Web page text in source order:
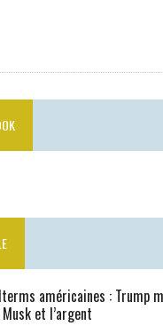
américaines : Trump
et l’argent